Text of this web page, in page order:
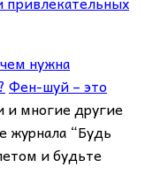
нужна
Фен-шуй – это
и многие другие
журнала “Будь
и будьте